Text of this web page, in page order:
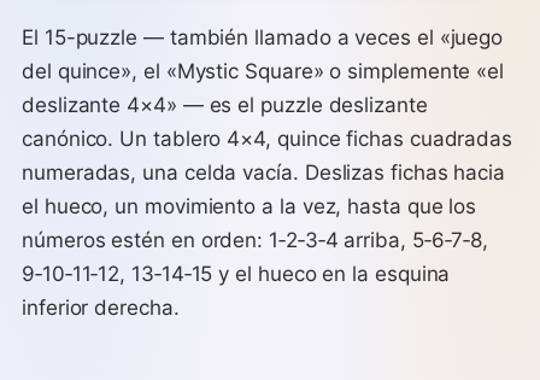
El 15-puzzle — también llamado a veces el «juego
del quince», el «Mystic Square» o simplemente «el
deslizante 4×4» — es el puzzle deslizante
canónico. Un tablero 4×4, quince fichas cuadradas
numeradas, una celda vacía. Deslizas fichas hacia
el hueco, un movimiento a la vez, hasta que los
números estén en orden: 1‑2‑3‑4 arriba, 5‑6‑7‑8,
9‑10‑11‑12, 13‑14‑15 y el hueco en la esquina
inferior derecha.